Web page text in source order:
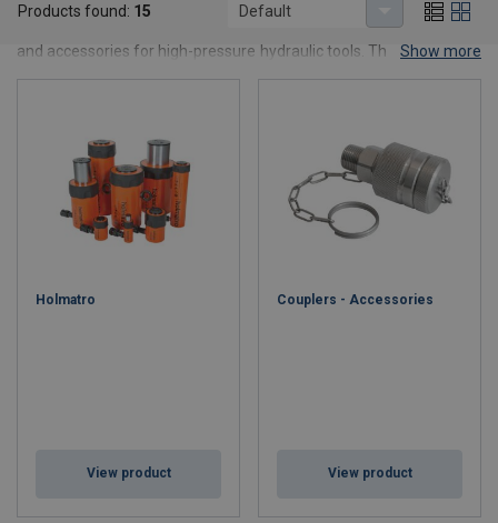
Holmatro offers a comprehensive range of system components
and accessories for high-pressure hydraulic tools. The assortment
Show more
Products found: 15 Default
Holmatro
View product
Couplers - Accessories
View product